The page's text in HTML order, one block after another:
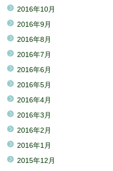
2016年10月
2016年9月
2016年8月
2016年7月
2016年6月
2016年5月
2016年4月
2016年3月
2016年2月
2016年1月
2015年12月